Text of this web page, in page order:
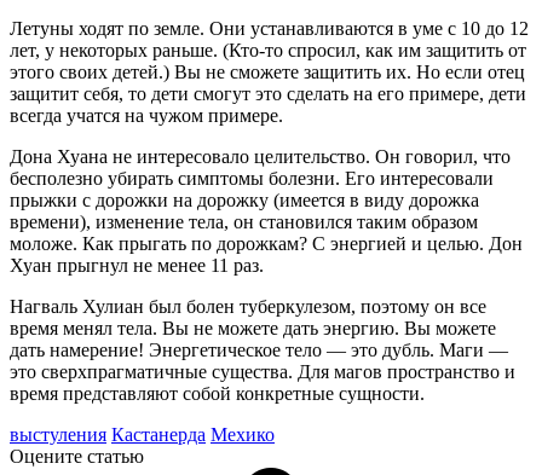
Летуны ходят по земле. Они устанавливаются в уме с 10 до 12
лет, у некоторых раньше. (Кто-то спросил, как им защитить от
этого своих детей.) Вы не сможете защитить их. Но если отец
защитит себя, то дети смогут это сделать на его примере, дети
всегда учатся на чужом примере.
Дона Хуана не интересовало целительство. Он говорил, что
бесполезно убирать симптомы болезни. Его интересовали
прыжки с дорожки на дорожку (имеется в виду дорожка
времени), изменение тела, он становился таким образом
моложе. Как прыгать по дорожкам? С энергией и целью. Дон
Хуан прыгнул не менее 11 раз.
Нагваль Хулиан был болен туберкулезом, поэтому он все
время менял тела. Вы не можете дать энергию. Вы можете
дать намерение! Энергетическое тело — это дубль. Маги —
это сверхпрагматичные существа. Для магов пространство и
время представляют собой конкретные сущности.
выстуления Кастанерда Мехико
Оцените статью